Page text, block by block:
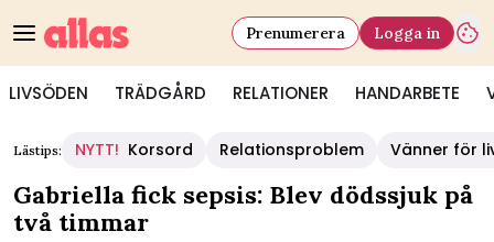
LIVSÖDEN TRÄDGÅRD RELATIONER HANDARBETE
Prenumerera Logga in
Lästips: NYTT! Korsord Relationsproblem Vänner för
Gabriella fick sepsis: Blev dödssjuk på
två timmar